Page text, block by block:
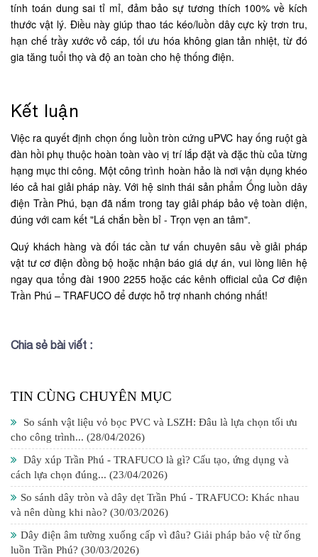
tính toán dung sai tỉ mỉ, đảm bảo sự tương thích 100% về kích
thước vật lý. Điều này giúp thao tác kéo/luồn dây cực kỳ trơn tru,
hạn chế trầy xước vỏ cáp, tối ưu hóa không gian tản nhiệt, từ đó
gia tăng tuổi thọ và độ an toàn cho hệ thống điện.
Kết luận
Việc ra quyết định chọn ống luồn tròn cứng uPVC hay ống ruột gà
đàn hồi phụ thuộc hoàn toàn vào vị trí lắp đặt và đặc thù của từng
hạng mục thi công. Một công trình hoàn hảo là nơi vận dụng khéo
léo cả hai giải pháp này. Với hệ sinh thái sản phẩm Ống luồn dây
điện Trần Phú, bạn đã nắm trong tay giải pháp bảo vệ toàn diện,
đúng với cam kết "Lá chắn bền bỉ - Trọn vẹn an tâm".
Quý khách hàng và đối tác cần tư vấn chuyên sâu về giải pháp
vật tư cơ điện đồng bộ hoặc nhận báo giá dự án, vui lòng liên hệ
ngay qua tổng đài 1900 2255 hoặc các kênh official của Cơ điện
Trần Phú – TRAFUCO để được hỗ trợ nhanh chóng nhất!
Chia sẻ bài viết :
TIN CÙNG CHUYÊN MỤC
So sánh vật liệu vỏ bọc PVC và LSZH: Đâu là lựa chọn tối ưu
cho công trình... (28/04/2026)
Dây xúp Trần Phú - TRAFUCO là gì? Cấu tạo, ứng dụng và
cách lựa chọn đúng... (23/04/2026)
So sánh dây tròn và dây dẹt Trần Phú - TRAFUCO: Khác nhau
và nên dùng khi nào? (30/03/2026)
Dây điện âm tường xuống cấp vì đâu? Giải pháp bảo vệ từ ống
luồn Trần Phú? (30/03/2026)